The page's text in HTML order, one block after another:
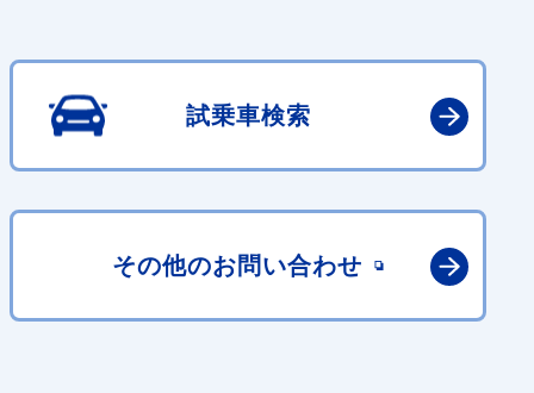
試乗車検索
その他のお問い合わせ